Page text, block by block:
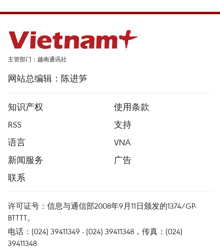
主管部门：越南通讯社
网站总编辑：陈进笋
知识产权
使用条款
RSS
支持
语言
VNA
新闻服务
广告
联系
许可证号：信息与通信部2008年9月11日颁发的1374/GP-
BTTTT。
电话：(024) 39411349 - (024) 39411348，传真：(024)
39411348